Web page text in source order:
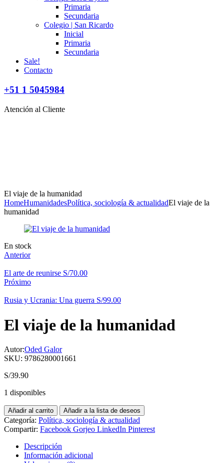
Primaria
Secundaria
Colegio | San Ricardo
Inicial
Primaria
Secundaria
Sale!
Contacto
+51 1 5045984
Atención al Cliente
El viaje de la humanidad
HomeHumanidadesPolítica, sociología & actualidadEl viaje de la
humanidad
Disponibilidad:
En stock
Anterior
El arte de reunirse S/70.00
Próximo
Rusia y Ucrania: Una guerra S/99.00
El viaje de la humanidad
Autor:Oded Galor
SKU: 9786280001661
S/39.90
1 disponibles
Añadir al carrito Añadir a la lista de deseos
Categoría: Política, sociología & actualidad
Compartir: Facebook Gorjeo LinkedIn Pinterest
Descripción
Información adicional